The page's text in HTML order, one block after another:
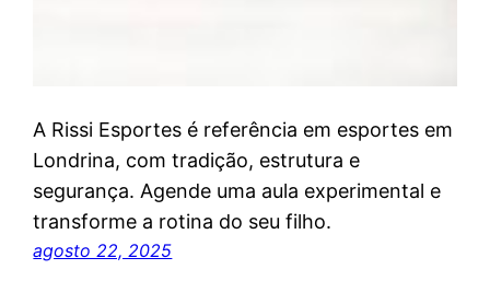
A Rissi Esportes é referência em esportes em
Londrina, com tradição, estrutura e
segurança. Agende uma aula experimental e
transforme a rotina do seu filho.
agosto 22, 2025